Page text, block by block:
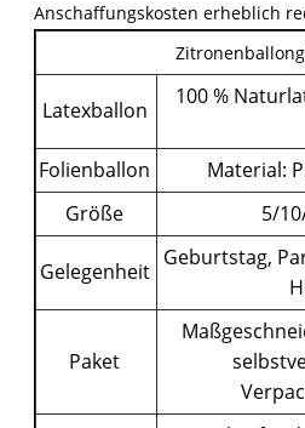
Anschaffungskosten erheblich
Latexballon
100 %
Folienballon
Material:
Größe
5/
Gelegenheit
Geburtstag,
Paket